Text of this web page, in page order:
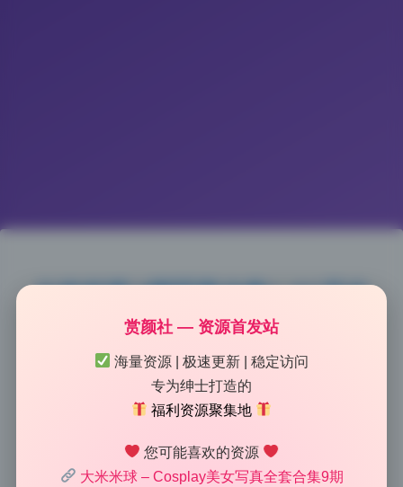
大米米球 9期写真合集1.8G无水
印原档打包下载
2026-7-09 9:26 | 53 | 0
1143 字 | 5 分钟
这组的色调太舒服了，一看就是后期用心调过的，不是
赏颜社 — 资源首发站
海量资源 | 极速更新 | 稳定访问
专为绅士打造的
福利资源聚集地
您可能喜欢的资源
大米米球 – Cosplay美女写真全套合集9期